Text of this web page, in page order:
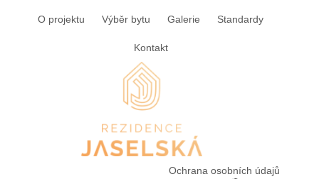
O projektu Výběr bytu Galerie Standardy
Kontakt
Ochrana osobních údajů